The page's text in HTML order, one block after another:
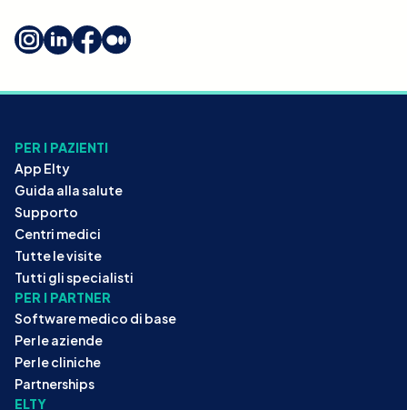
PER I PAZIENTI
App Elty
Guida alla salute
Supporto
Centri medici
Tutte le visite
Tutti gli specialisti
PER I PARTNER
Software medico di base
Per le aziende
Per le cliniche
Partnerships
ELTY